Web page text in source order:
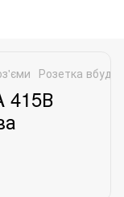
Розетка
415В